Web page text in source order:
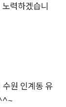
력하겠습니
원 인계동 유